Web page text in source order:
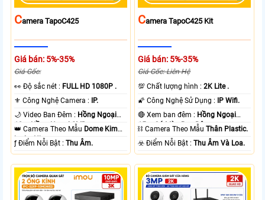
CAmera TapoC425
Giá bán: 5%-35%
Giá Gốc:
️👀 Độ sắc nét : FULL HD 1080P .
⚜️ Công Nghệ Camera :
IP.
🌙 Video Ban Đêm : Hồng Ngoại
10m Hồng Ngoại SMD.
👑 Camera Theo Mẫu Dome Kim
loại + Nhựa.
️ƒ Điểm Nỗi Bật :Thu Âm.
CAmera TapoC425 Kit
Giá bán: 5%-35%
Giá Gốc: Liên Hệ
💯 Chất lượng hình :2K Lite .
🌠 Công Nghệ Sử Dụng :
IP Wifi.
🔴 Xem ban đêm : Hồng Ngoại
15m Có Màu Ban Ðêm.
⛓ Camera Theo MẫuThân Plastic.
️☣️ Điểm Nỗi Bật :Thu Âm Và Loa.